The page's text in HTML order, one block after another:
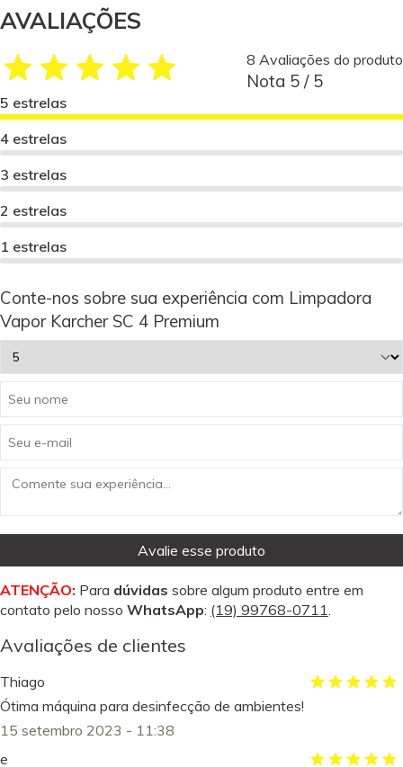
AVALIAÇÕES
8 Avaliações do produto
Nota 5 / 5
5 estrelas
4 estrelas
3 estrelas
2 estrelas
1 estrelas
Conte-nos sobre sua experiência com Limpadora
Vapor Karcher SC 4 Premium
Avalie esse produto
ATENÇÃO: Para dúvidas sobre algum produto entre em
contato pelo nosso WhatsApp: (19) 99768-0711.
Avaliações de clientes
Thiago
Ótima máquina para desinfecção de ambientes!
15 setembro 2023 - 11:38
e